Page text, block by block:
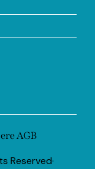
AGB
Reserved·